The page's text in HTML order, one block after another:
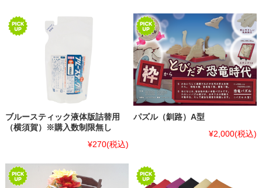
ブルースティック液体版詰替用
（横須賀）※購入数制限無し
¥270(税込)
パズル（釧路）A型
¥2,000(税込)